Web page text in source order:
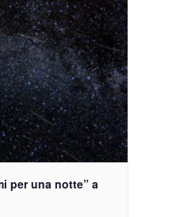
per una notte” a